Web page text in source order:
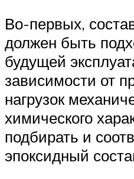
Во-первых,
должен быть
будущей
зависимости от
нагрузок
химического
подбирать и
эпоксидный